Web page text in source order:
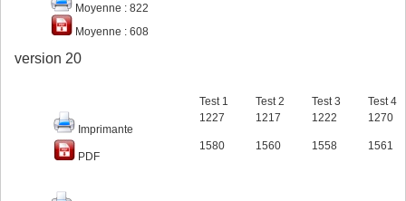
Moyenne : 822
Moyenne : 608
version 20
Test 1 Test 2 Test 3 Test 4
Imprimante
1227 1217 1222 1270
PDF
1580 1560 1558 1561